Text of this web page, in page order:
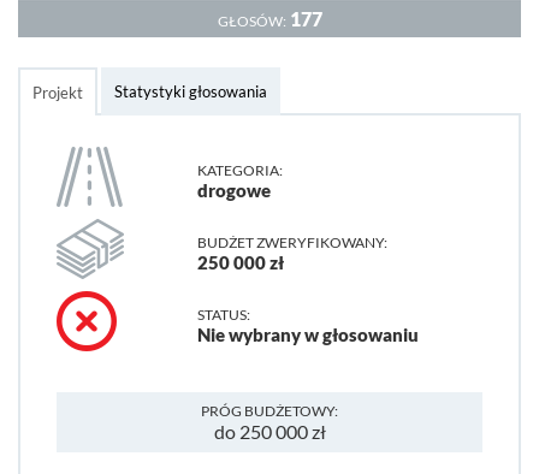
GŁOSÓW: 177
Projekt Statystyki głosowania
KATEGORIA:
drogowe
BUDŻET ZWERYFIKOWANY:
250 000 zł
STATUS:
Nie wybrany w głosowaniu
PRÓG BUDŻETOWY:
do 250 000 zł